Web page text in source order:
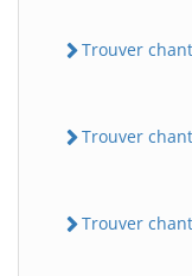
Trouver
Trouver
Trouver